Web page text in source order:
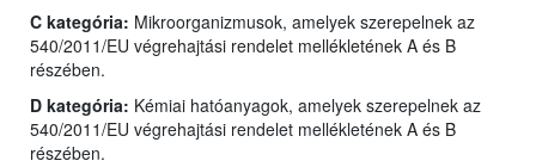
C kategória: Mikroorganizmusok, amelyek szerepelnek az
540/2011/EU végrehajtási rendelet mellékletének A és B
részében.
D kategória: Kémiai hatóanyagok, amelyek szerepelnek az
540/2011/EU végrehajtási rendelet mellékletének A és B
részében.